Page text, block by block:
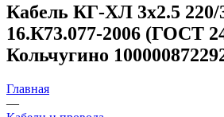
Кабель КГ-ХЛ 3х2.5
16.К73.077-2006 (ГОСТ
Кольчугино
Главная
—